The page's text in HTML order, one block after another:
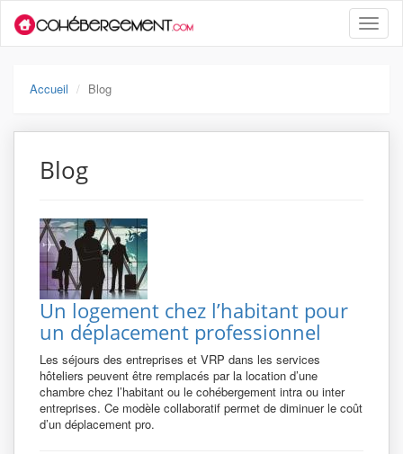
Toggle
Accueil Blog
Blog
Un logement chez l’habitant pour
un déplacement professionnel
Les séjours des entreprises et VRP dans les services
hôteliers peuvent être remplacés par la location d’une
chambre chez l’habitant ou le cohébergement intra ou inter
entreprises. Ce modèle collaboratif permet de diminuer le coût
d’un déplacement pro.